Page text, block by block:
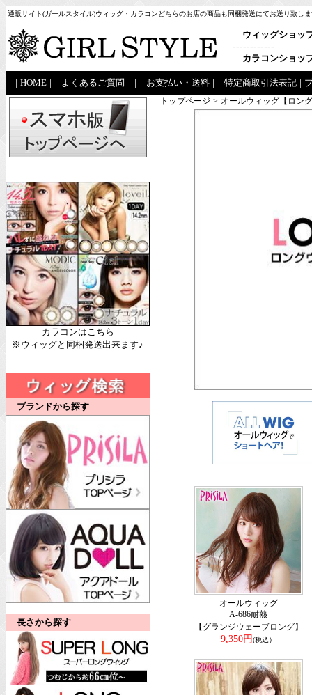
通販サイト(ガールスタイル)ウィッグ・カラコンどちらのお店の商品も同梱発送にてお送り致し
ウィッグショッ
------------
カラコンショッ
HOME よくあるご質問 お支払い・送料 特定商取引法表記
カラコンはこちら
※ウィッグと同梱発送出来ます♪
ブランドから探す
長さから探す
トップページ > オールウィッグ【ロン
オールウィッグ
A-686耐熱
【グランジウェーブロング】
9,350円(税込）